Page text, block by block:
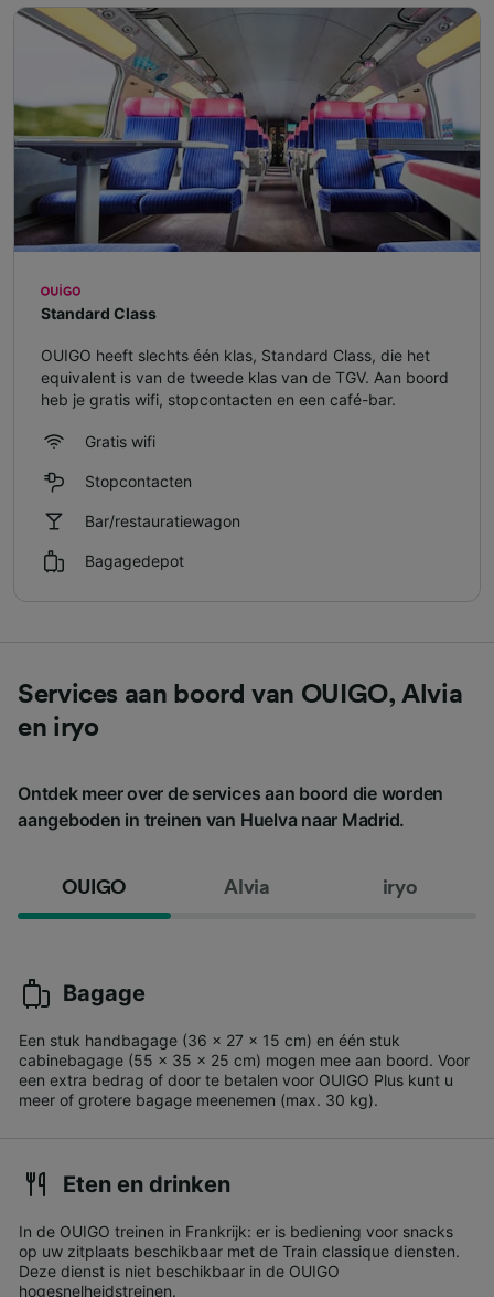
Standard Class
OUIGO heeft slechts één klas, Standard Class, die het
equivalent is van de tweede klas van de TGV. Aan boord
heb je gratis wifi, stopcontacten en een café-bar.
Gratis wifi
Stopcontacten
Bar/restauratiewagon
Bagagedepot
Services aan boord van OUIGO, Alvia
en iryo
Ontdek meer over de services aan boord die worden
aangeboden in treinen van Huelva naar Madrid.
OUIGO Alvia iryo
Bagage
Een stuk handbagage (36 x 27 x 15 cm) en één stuk
cabinebagage (55 x 35 x 25 cm) mogen mee aan boord. Voor
een extra bedrag of door te betalen voor OUIGO Plus kunt u
meer of grotere bagage meenemen (max. 30 kg).
Eten en drinken
In de OUIGO treinen in Frankrijk: er is bediening voor snacks
op uw zitplaats beschikbaar met de Train classique diensten.
Deze dienst is niet beschikbaar in de OUIGO
hogesnelheidstreinen.